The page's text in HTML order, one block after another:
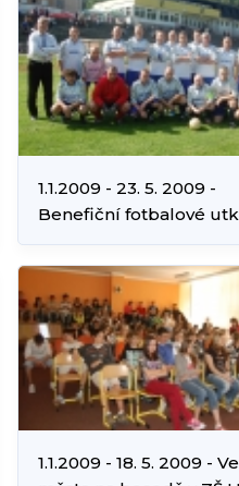
1.1.2009 - 23. 5. 2009 -
Benefiční fotbalové
1.1.2009 - 18. 5. 2009 -